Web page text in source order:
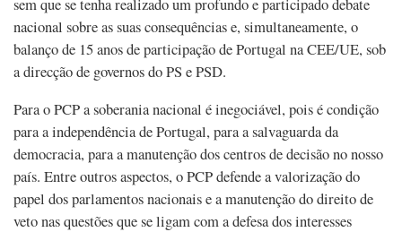
nacional sobre as suas consequências e, simultaneamente, o
balanço de 15 anos de participação de Portugal na CEE/UE, sob
a direcção de governos do PS e PSD.
Para o PCP a soberania nacional é inegociável, pois é condição
para a independência de Portugal, para a salvaguarda da
democracia, para a manutenção dos centros de decisão no nosso
país. Entre outros aspectos, o PCP defende a valorização do
papel dos parlamentos nacionais e a manutenção do direito de
veto nas questões que se ligam com a defesa dos interesses